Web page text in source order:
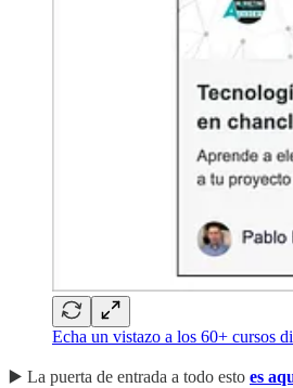
Echa un vistazo a los 60+ cursos
▶️ La puerta de entrada a todo esto es